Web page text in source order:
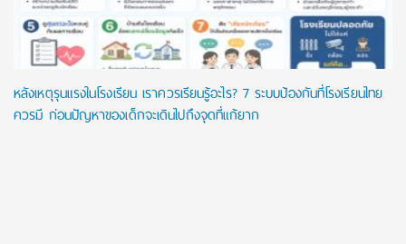
หลังเหตุรุนแรงในโรงเรียน เราควรเรียนรู้อะไร? 7 ระบบป้องกันที่โรงเรียนไทย
ควรมี ก่อนปัญหาของเด็กจะเดินไปถึงจุดที่แก้ยาก